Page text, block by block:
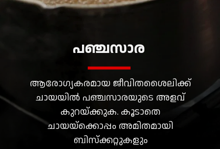
ആരോഗ്യകരമായ ജീവിതശൈലിക്ക്
ചായയിൽ പഞ്ചസാരയുടെ അളവ്
കുറയ്ക്കുക. കൂടാതെ
ചായയ്ക്കൊപ്പം അമിതമായി
ബിസ്ക്കറ്റുകളും
പഞ്ചസാര